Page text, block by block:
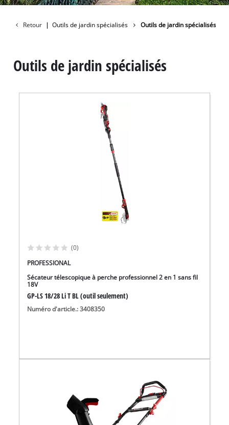
Retour |
Jardin Outils de jardin spécialisés Outils de jardin spécialisés
Outils de jardin spécialisés
(0)
PROFESSIONAL
Sécateur télescopique à perche professionnel 2 en 1 sans fil
18V
GP-LS 18/28 Li T BL (outil seulement)
Numéro d'article.: 3408350